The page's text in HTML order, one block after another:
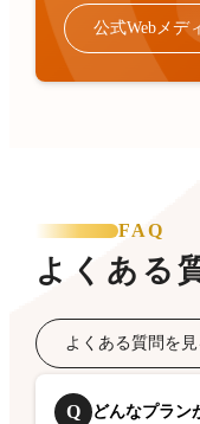
公式Webメデ
FAQ
よくある
よくある質問を見
Q どんなプラン